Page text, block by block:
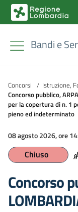
Bandi e
Concorsi / Istruzione,
Concorso pubblico,
per la copertura di n. 1
pieno ed indeterminato
08 agosto 2026, ore
Chiuso
Concorso